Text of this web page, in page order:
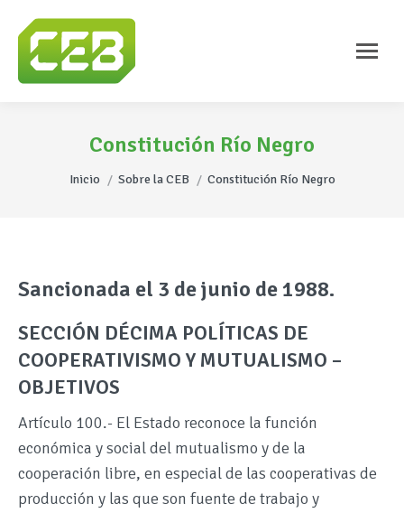
Constitución Río Negro
Estás aquí:
Inicio Sobre la CEB Constitución Río Negro
Sancionada el 3 de junio de 1988.
SECCIÓN DÉCIMA POLÍTICAS DE
COOPERATIVISMO Y MUTUALISMO –
OBJETIVOS
Artículo 100.- El Estado reconoce la función
económica y social del mutualismo y de la
cooperación libre, en especial de las cooperativas de
producción y las que son fuente de trabajo y